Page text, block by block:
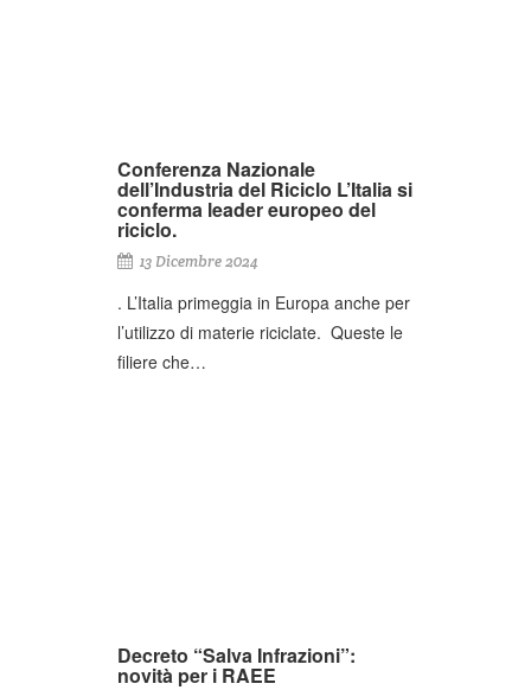
Conferenza Nazionale
dell’Industria del Riciclo L’Italia si
conferma leader europeo del
riciclo.
13 Dicembre 2024
. L’Italia primeggia in Europa anche per
l’utilizzo di materie riciclate. Queste le
filiere che…
Decreto “Salva Infrazioni”:
novità per i RAEE